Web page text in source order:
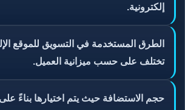
إلكترونية.
الطرق المستخدمة في التسويق للموقع
تختلف على حسب ميزانية العميل.
حجم الاستضافة حيث يتم اختيارها بناءً